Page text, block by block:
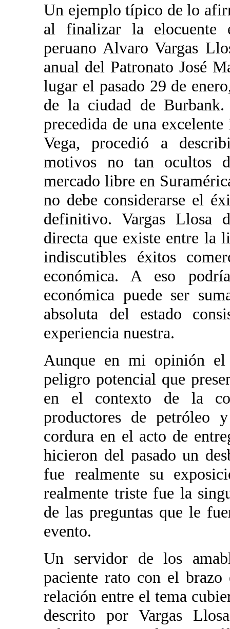
Un ejemplo típico de lo
al finalizar la elocuente
peruano Alvaro Vargas
anual del Patronato José
lugar el pasado 29 de
de la ciudad de
precedida de una
Vega, procedió a
motivos no tan ocultos
mercado libre en
no debe considerarse el
definitivo. Vargas Llosa
directa que existe entre la
indiscutibles éxitos
económica. A eso
económica puede ser
absoluta del estado
experiencia nuestra.
Aunque en mi opinión el
peligro potencial que
en el contexto de la
productores de petróleo
cordura en el acto de
hicieron del pasado un
fue realmente su
realmente triste fue la
de las preguntas que le
evento.
Un servidor de los
paciente rato con el brazo
relación entre el tema
descrito por Vargas